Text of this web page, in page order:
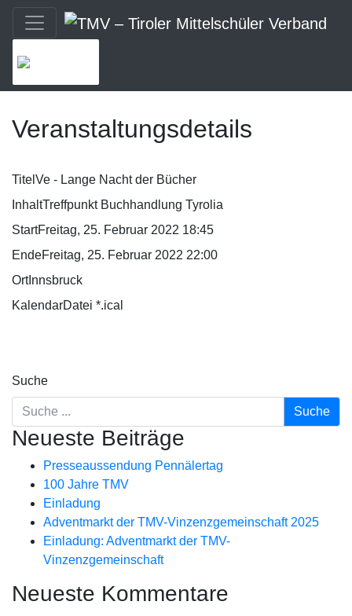
Veranstaltungsdetails
Titel Ve - Lange Nacht der Bücher
InhaltTreffpunkt Buchhandlung Tyrolia
StartFreitag, 25. Februar 2022 18:45
EndeFreitag, 25. Februar 2022 22:00
OrtInnsbruck
KalendarDatei *.ical
Suche
Neueste Beiträge
Presseaussendung Pennälertag
100 Jahre TMV
Einladung
Adventmarkt der TMV-Vinzenzgemeinschaft 2025
Einladung: Adventmarkt der TMV-
Vinzenzgemeinschaft
Neueste Kommentare